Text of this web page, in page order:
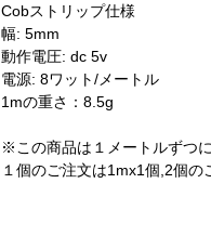
Cobストリップ仕様
幅: 5mm
動作電圧: dc 5v
電源: 8ワット/メートル
1mの重さ：8.5g
※この商品は１メートルずつ
１個のご注文は1mx1個,2個の